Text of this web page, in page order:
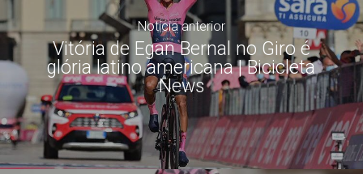
Notícia anterior
Vitória de Egan Bernal no Giro é
glória latino americana | Bicicleta
News